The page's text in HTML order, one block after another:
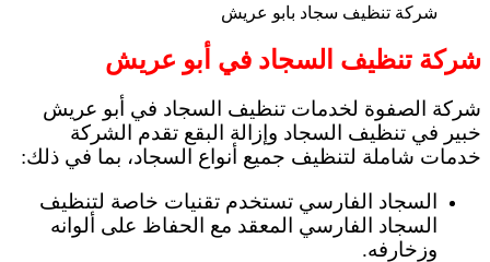
شركة تنظيف سجاد بابو عريش
شركة تنظيف السجاد في أبو عريش
شركة الصفوة لخدمات تنظيف السجاد في أبو عريش
خبير في تنظيف السجاد وإزالة البقع تقدم الشركة
خدمات شاملة لتنظيف جميع أنواع السجاد، بما في ذلك:
السجاد الفارسي تستخدم تقنيات خاصة لتنظيف
السجاد الفارسي المعقد مع الحفاظ على ألوانه
وزخارفه.